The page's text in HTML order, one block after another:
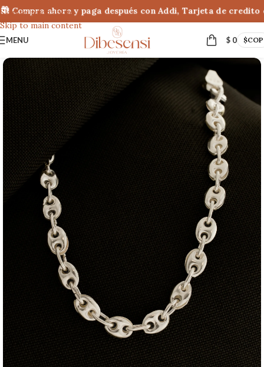
Skip to navigation
Skip to main content
ahora y paga después con Addi, Tarjeta de credito
MENU $0 $COP